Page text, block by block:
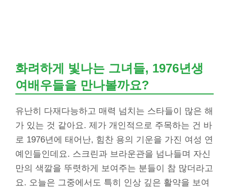
화려하게 빛나는 그녀들, 1976년생
여배우들을 만나볼까요?
유난히 다재다능하고 매력 넘치는 스타들이 많은 해
가 있는 것 같아요. 제가 개인적으로 주목하는 건 바
로 1976년에 태어난, 힘찬 용의 기운을 가진 여성 연
예인들인데요. 스크린과 브라운관을 넘나들며 자신
만의 색깔을 뚜렷하게 보여주는 분들이 참 많더라고
요. 오늘은 그중에서도 특히 인상 깊은 활약을 보여